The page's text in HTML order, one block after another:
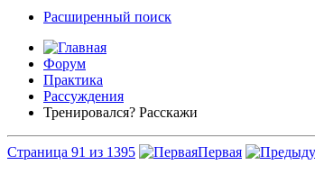
Расширенный поиск
Форум
Практика
Рассуждения
Тренировался? Расскажи
Страница 91 из 1395 Первая